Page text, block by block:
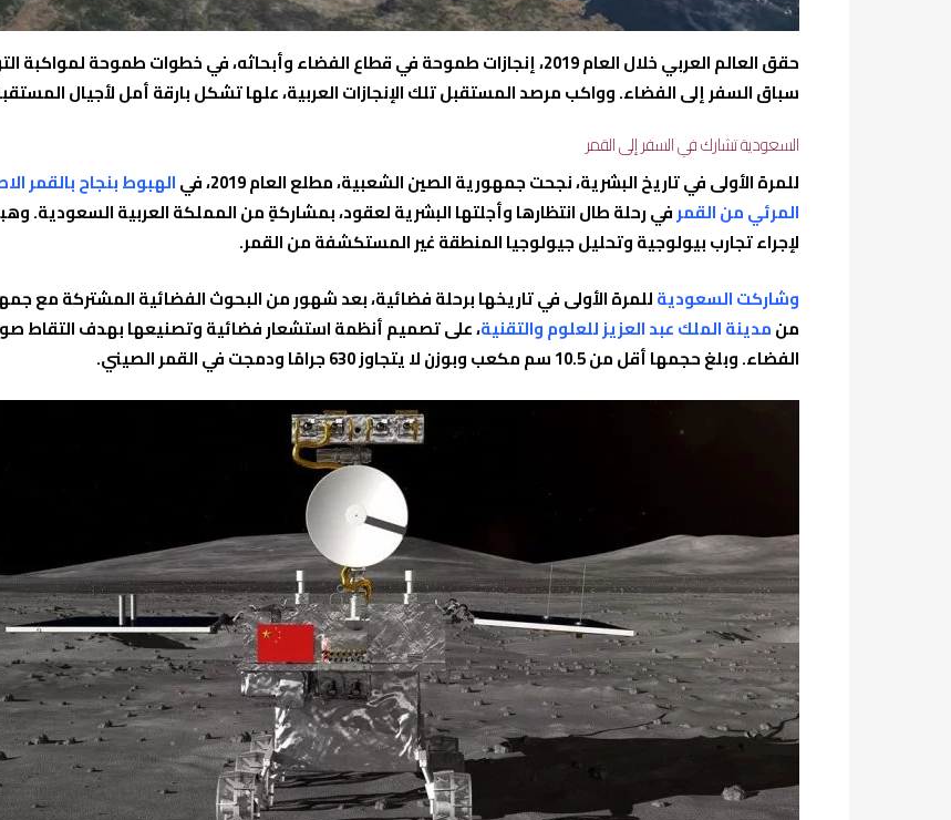
حقق العالم العربي خلال العام 2019، إنجازات طموحة في قطاع الفضاء وأبحاثه، في خطوات
سباق السفر إلى الفضاء. وواكب مرصد المستقبل تلك الإنجازات العربية، علها تشكل بارقة أمل لأجيال
السعودية تشارك في السفر إلى القمر
للمرة الأولى في تاريخ البشرية، نجحت جمهورية الصين الشعبية، مطلع العام 2019، في
المرئي من القمرفي رحلة طال انتظارها وأجلتها البشرية لعقود، بمشاركةٍ من المملكة العربية
لإجراء تجارب بيولوجية وتحليل جيولوجيا المنطقة غير المستكشفة من القمر.
وشاركت السعوديةللمرة الأولى في تاريخها برحلة فضائية، بعد شهور من البحوث الفضائية المشتركة مع
منمدينة الملك عبد العزيز للعلوم والتقنية، على تصميم أنظمة استشعار فضائية وتصنيعها بهدف التقاط صور
الفضاء. وبلغ حجمها أقل من 10.5 سم مكعب وبوزن لا يتجاوز 630 جرامًا ودمجت في القمر الصيني.